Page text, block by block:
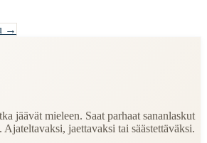
→
jäävät mieleen. Saat parhaat sananlaskut
jaettavaksi tai säästettäväksi.